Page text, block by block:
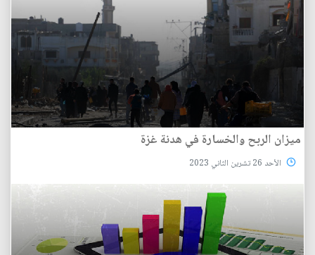
ميزان الربح والخسارة في هدنة غزة
الأحد 26 تشرين الثاني 2023